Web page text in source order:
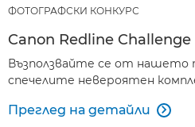
ФОТОГРАФСКИ КОНКУРС
Canon Redline Challenge
Възползвайте се от нашето
спечелите невероятен
Преглед на детайли 